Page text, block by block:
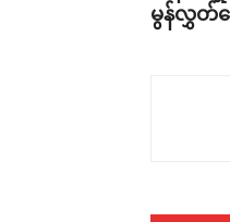
မွန်လွှတ်တ